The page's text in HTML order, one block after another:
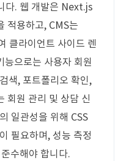
다. 웹 개발은 Next.js
적용하고, CMS는
클라이언트 사이드 렌
능으로는 사용자 회원
색, 포트폴리오 확인,
회원 관리 및 상담 신
일관성을 위해 CSS
필요하며, 성능 측정
수해야 합니다.